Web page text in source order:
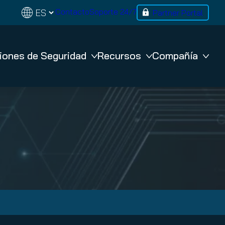
ContactoSoporte 24/7 Partner Portal
de Seguridad Recursos Compañía